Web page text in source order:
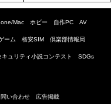
Mac ホビー 自作PC AV
ーム 格安SIM 倶楽部情報局
ュリティ小説コンテスト SDGs
い合わせ 広告掲載